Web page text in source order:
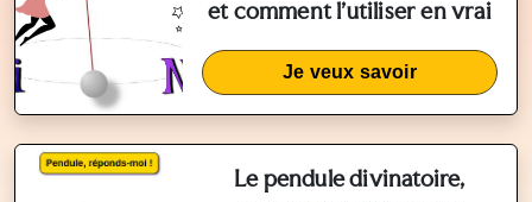
et comment l'utiliser en vrai
Je veux savoir
Le pendule divinatoire,